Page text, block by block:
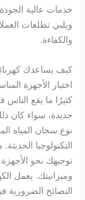
خدمات عالية
ويلبي تطلعات
والكفاءة.
كيف يساعدك
اختيار الأجهزة
كثيرًا ما يقع الناس
جديدة، سواء كان
نوع سخان المياه
التكنولوجيا
توجيهك نحو
وميزانيتك. يعمل
النصائح الضرورية